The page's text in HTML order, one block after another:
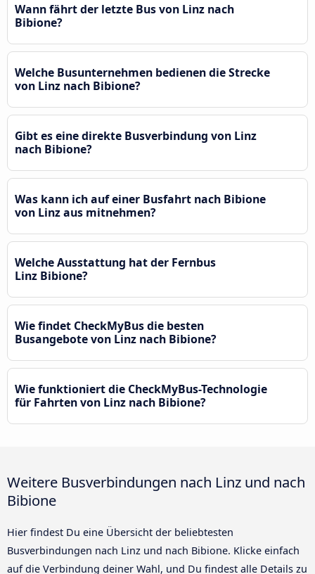
Wann fährt der letzte Bus von Linz nach
Bibione?
Welche Busunternehmen bedienen die Strecke
von Linz nach Bibione?
Gibt es eine direkte Busverbindung von Linz
nach Bibione?
Was kann ich auf einer Busfahrt nach Bibione
von Linz aus mitnehmen?
Welche Ausstattung hat der Fernbus
Linz Bibione?
Wie findet CheckMyBus die besten
Busangebote von Linz nach Bibione?
Wie funktioniert die CheckMyBus-Technologie
für Fahrten von Linz nach Bibione?
Weitere Busverbindungen nach Linz und nach
Bibione
Hier findest Du eine Übersicht der beliebtesten
Busverbindungen nach Linz und nach Bibione. Klicke einfach
auf die Verbindung deiner Wahl, und Du findest alle Details zu